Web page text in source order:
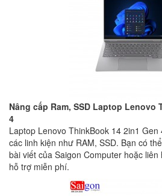
Nâng cấp Ram, SSD Laptop Lenovo
4
Laptop Lenovo ThinkBook 14 2in1
các linh kiện như RAM, SSD. Bạn có
bài viết của Saigon Computer hoặc
hỗ trợ miễn phí.